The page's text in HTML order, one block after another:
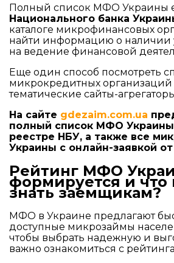
Полный список МФО Украины
Национального банка
каталоге микрофинансовых
найти информацию о наличии
на ведение финансовой
Еще один способ посмотреть
микрокредитных организаций
тематические сайты-
На сайте gdezaim.com.ua
полный список МФО
реестре НБУ, а также все
Украины с онлайн-заявкой
Рейтинг МФО
формируется и что
знать заемщикам?
МФО в Украине предлагают
доступные микрозаймы
чтобы выбрать надежную и
важно ознакомиться с